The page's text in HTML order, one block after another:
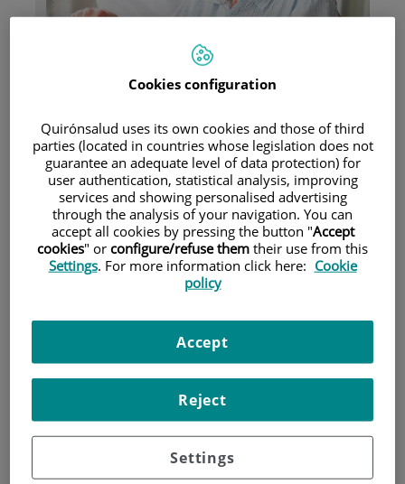
Pacientes y visitantes
Aseguradoras y mutuas
Unidad de Neuro-Rehabilitación
Cookies configuration
Quirónsalud uses its own cookies and those of third
parties (located in countries whose legislation does not
guarantee an adequate level of data protection) for
user authentication, statistical analysis, improving
services and showing personalised advertising
through the analysis of your navigation. You can
accept all cookies by pressing the button "Accept
cookies" or configure/refuse them their use from this
Settings. For more information click here: Cookie
policy
Settings
Reject
Accept